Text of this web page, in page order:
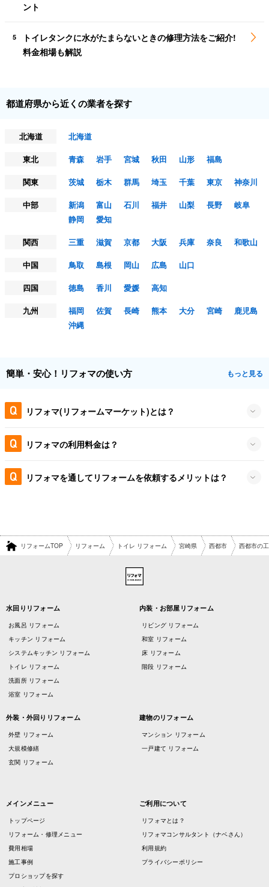
ント
5
トイレタンクに水がたまらないときの修理方法をご紹介!
料金相場も解説
都道府県から近くの業者を探す
北海道
北海道
東北
青森 岩手 宮城 秋田 山形
福島
関東
茨城 栃木 群馬 埼玉 千葉 東京
神奈川
中部
新潟 富山 石川 福井 山梨 長野
岐阜
静岡
愛知
関西
三重 滋賀 京都 大阪 兵庫 奈良
和歌山
中国
鳥取 島根 岡山 広島
山口
四国
徳島 香川 愛媛
高知
九州
福岡 佐賀 長崎 熊本 大分 宮崎
鹿児島
沖縄
簡単・安心！リフォマの使い方 もっと見る
リフォマ(リフォームマーケット)とは？
リフォマの利用料金は？
リフォマを通してリフォームを依頼するメリットは？
リフォームTOP リフォーム トイレ リフォーム 宮崎県 西都市 西都市の
水回りリフォーム
お風呂 リフォーム
キッチン リフォーム
システムキッチン リフォーム
トイレ リフォーム
洗面所 リフォーム
浴室 リフォーム
内装・お部屋リフォーム
リビング リフォーム
和室 リフォーム
床 リフォーム
階段 リフォーム
外装・外回りリフォーム
外壁 リフォーム
大規模修繕
玄関 リフォーム
建物のリフォーム
マンション リフォーム
一戸建て リフォーム
メインメニュー
トップページ
リフォーム・修理メニュー
費用相場
施工事例
プロショップを探す
ご利用について
リフォマとは？
リフォマコンサルタント（ナベさん）
利用規約
プライバシーポリシー